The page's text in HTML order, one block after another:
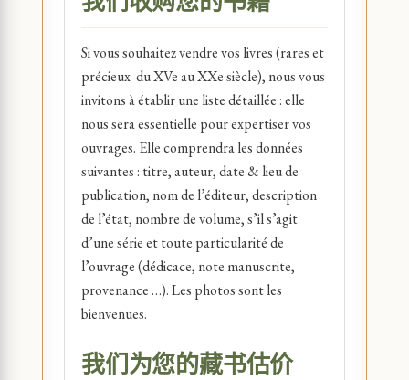
Si vous souhaitez vendre vos livres (rares et
précieux du XVe au XXe siècle), nous vous
invitons à établir une liste détaillée : elle
nous sera essentielle pour expertiser vos
ouvrages. Elle comprendra les données
suivantes : titre, auteur, date & lieu de
publication, nom de l’éditeur, description
de l’état, nombre de volume, s’il s’agit
d’une série et toute particularité de
l’ouvrage (dédicace, note manuscrite,
provenance …). Les photos sont les
bienvenues.
我们为您的藏书估价